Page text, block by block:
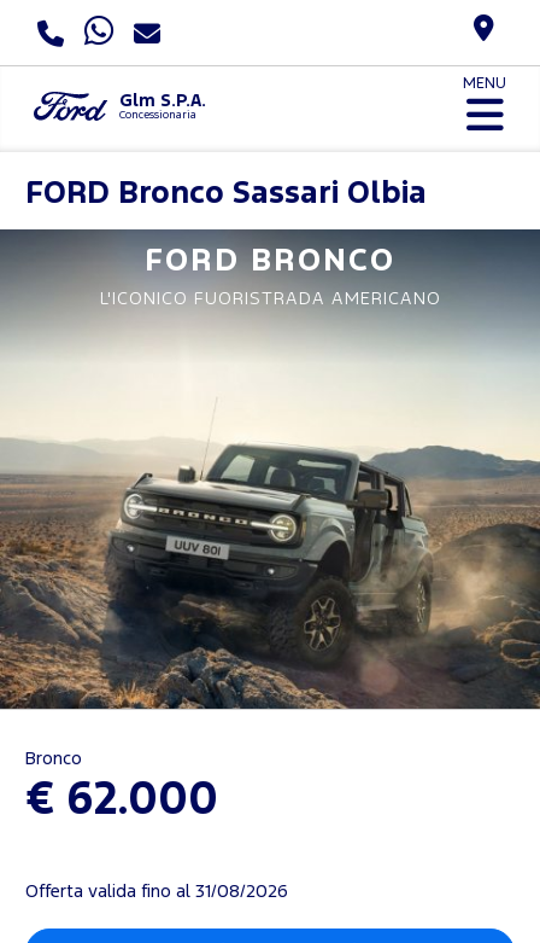
Glm S.P.A.
Concessionaria
MENU
FORD Bronco Sassari Olbia
FORD BRONCO
L'ICONICO FUORISTRADA AMERICANO
Bronco
€ 62.000
Offerta valida fino al 31/08/2026